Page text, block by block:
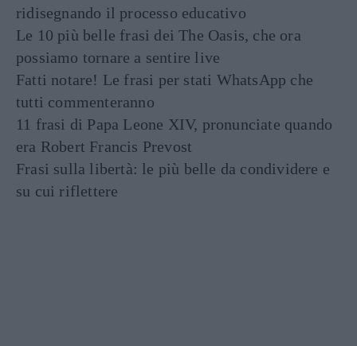
ridisegnando il processo educativo
Le 10 più belle frasi dei The Oasis, che ora
possiamo tornare a sentire live
Fatti notare! Le frasi per stati WhatsApp che
tutti commenteranno
11 frasi di Papa Leone XIV, pronunciate quando
era Robert Francis Prevost
Frasi sulla libertà: le più belle da condividere e
su cui riflettere